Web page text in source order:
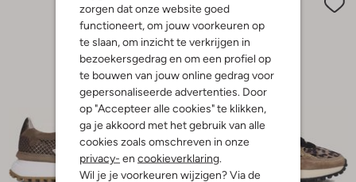
zorgen dat onze website goed
functioneert, om jouw voorkeuren op
te slaan, om inzicht te verkrijgen in
bezoekersgedrag en om een profiel op
te bouwen van jouw online gedrag voor
gepersonaliseerde advertenties. Door
op "Accepteer alle cookies" te klikken,
ga je akkoord met het gebruik van alle
cookies zoals omschreven in onze
privacy- en cookieverklaring.
Wil je je voorkeuren wijzigen? Via de